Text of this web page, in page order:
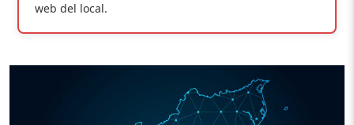
web del local.